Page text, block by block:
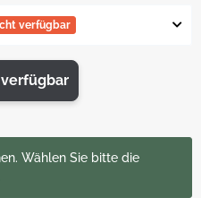
verfügbar
Wählen Sie bitte die